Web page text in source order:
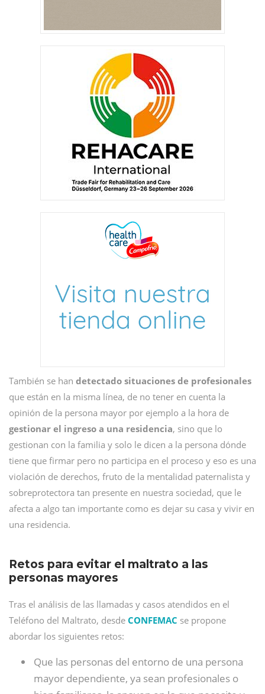
También se han detectado situaciones de profesionales
que están en la misma línea, de no tener en cuenta la
opinión de la persona mayor por ejemplo a la hora de
gestionar el ingreso a una residencia, sino que lo
gestionan con la familia y solo le dicen a la persona dónde
tiene que firmar pero no participa en el proceso y eso es una
violación de derechos, fruto de la mentalidad paternalista y
sobreprotectora tan presente en nuestra sociedad, que le
afecta a algo tan importante como es dejar su casa y vivir en
una residencia.
Retos para evitar el maltrato a las
personas mayores
Tras el análisis de las llamadas y casos atendidos en el
Teléfono del Maltrato, desde CONFEMAC se propone
abordar los siguientes retos:
Que las personas del entorno de una persona
mayor dependiente, ya sean profesionales o